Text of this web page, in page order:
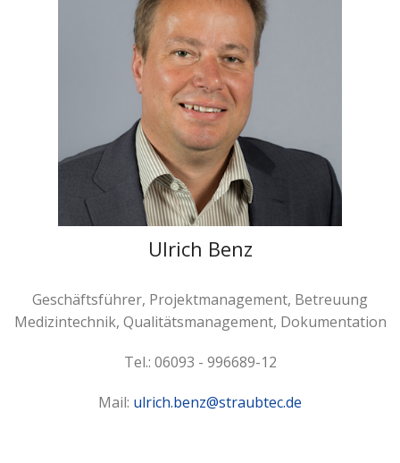
Ulrich Benz
Geschäftsführer, Projektmanagement, Betreuung
Medizintechnik, Qualitätsmanagement, Dokumentation
Tel.: 06093 - 996689-12
Mail: ulrich.benz@straubtec.de